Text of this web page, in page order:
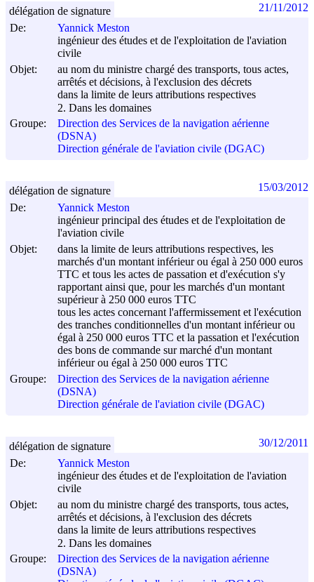
De:
Yannick Meston
ingénieur des études et de l'exploitation de l'aviation
civile
Objet:
au nom du ministre chargé des transports, tous actes,
arrêtés et décisions, à l'exclusion des décrets
dans la limite de leurs attributions respectives
2. Dans les domaines
Groupe:
Direction des Services de la navigation aérienne
(DSNA)
Direction générale de l'aviation civile (DGAC)
délégation de signature 21/11/2012
De:
Yannick Meston
ingénieur principal des études et de l'exploitation de
l'aviation civile
Objet:
dans la limite de leurs attributions respectives, les
marchés d'un montant inférieur ou égal à 250 000 euros
TTC et tous les actes de passation et d'exécution s'y
rapportant ainsi que, pour les marchés d'un montant
supérieur à 250 000 euros TTC
tous les actes concernant l'affermissement et l'exécution
des tranches conditionnelles d'un montant inférieur ou
égal à 250 000 euros TTC et la passation et l'exécution
des bons de commande sur marché d'un montant
inférieur ou égal à 250 000 euros TTC
Groupe:
Direction des Services de la navigation aérienne
(DSNA)
Direction générale de l'aviation civile (DGAC)
délégation de signature 15/03/2012
De:
Yannick Meston
ingénieur des études et de l'exploitation de l'aviation
civile
Objet:
au nom du ministre chargé des transports, tous actes,
arrêtés et décisions, à l'exclusion des décrets
dans la limite de leurs attributions respectives
2. Dans les domaines
Groupe:
Direction des Services de la navigation aérienne
(DSNA)
délégation de signature 30/12/2011